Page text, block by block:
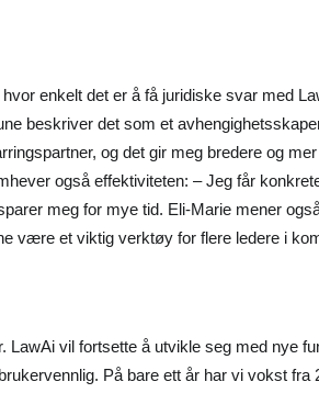
enkelt det er å få juridiske svar med
beskriver det som et
og det gir meg bredere og
også effektiviteten: – Jeg får
meg for mye tid. Eli-Marie mener
være et viktig verktøy for flere ledere i
LawAi vil fortsette å utvikle seg med nye
På bare ett år har vi vokst fra